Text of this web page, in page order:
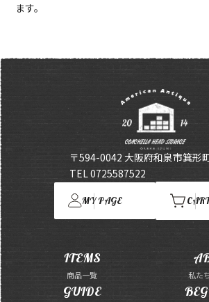
ます。
〒594-0042 大阪府和泉市箕形
TEL 0725587522
MY PAGE
ITEMS
商品一覧 私た
GUIDE